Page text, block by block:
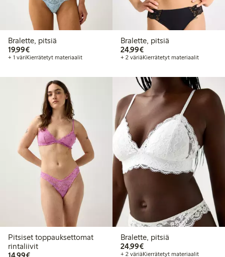
Bralette, pitsiä
19,99€19,99 €
+ 1 väriKierrätetyt materiaalit
Bralette, pitsiä
24,99€24,99 €
+ 2 väriäKierrätetyt materiaalit
Pitsiset toppauksettomat
rintaliivit
14,99 €
Bralette, pitsiä
24,99€24,99 €
+ 2 väriäKierrätetyt materiaalit